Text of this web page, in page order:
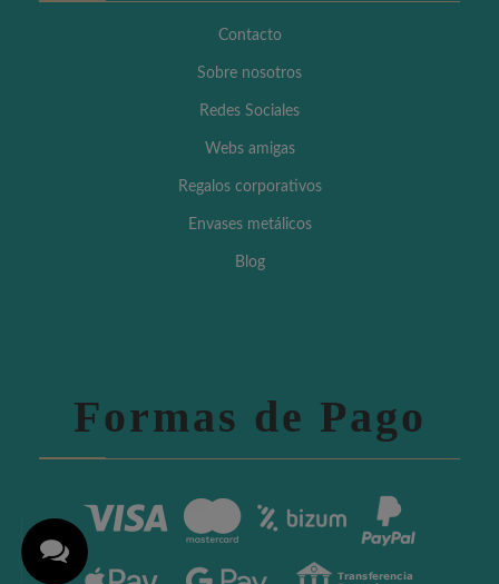
Contacto
Sobre nosotros
Redes Sociales
Webs amigas
Regalos corporativos
Envases metálicos
Blog
Formas de Pago